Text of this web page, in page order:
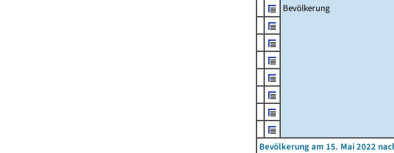
Bevölkerung
Bevölkerung am 15. Mai 2022